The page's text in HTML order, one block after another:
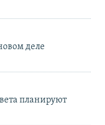
деле
планируют